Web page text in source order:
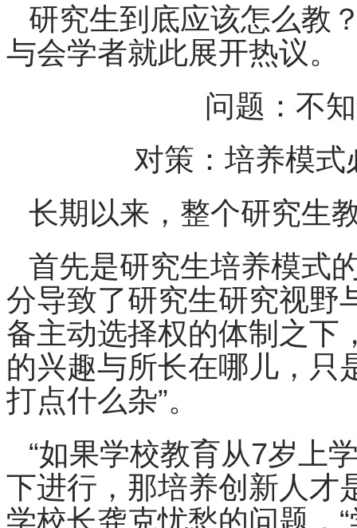
研究生到底应该怎么教
与会学者就此展开热议。
问题：不
对策：培养模式
长期以来，整个研究生
首先是研究生培养模
分导致了研究生研究视野
备主动选择权的体制之下
的兴趣与所长在哪儿，只
打点什么杂”。
“如果学校教育从7岁上
下进行，那培养创新人才
学校长龚克忧愁的问题，